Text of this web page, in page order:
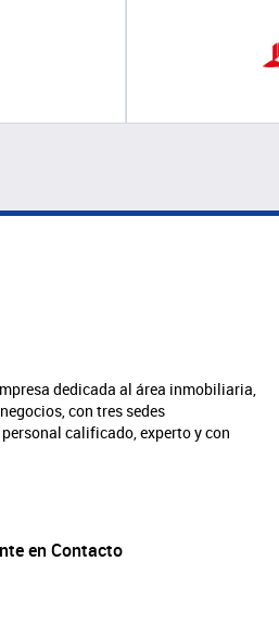
dedicada al área inmobiliaria,
con tres sedes
calificado, experto y con
en Contacto